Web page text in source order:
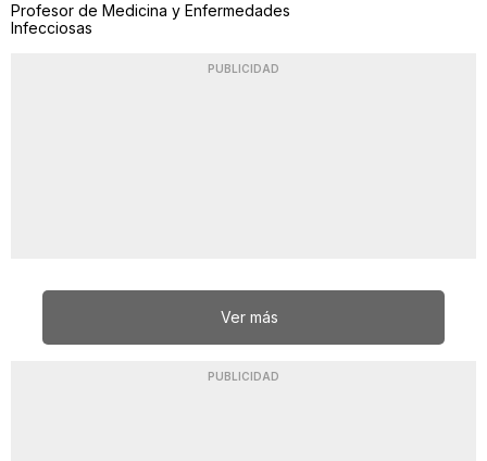
Profesor de Medicina y Enfermedades
Infecciosas
PUBLICIDAD
Ver más
PUBLICIDAD